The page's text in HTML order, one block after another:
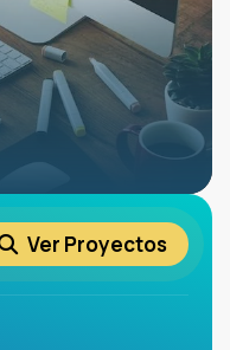
Ver Proyectos